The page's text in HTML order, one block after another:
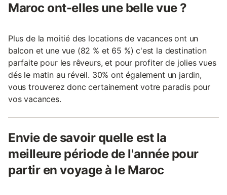
Maroc ont-elles une belle vue ?
Plus de la moitié des locations de vacances ont un
balcon et une vue (82 % et 65 %) c'est la destination
parfaite pour les rêveurs, et pour profiter de jolies vues
dés le matin au réveil. 30% ont également un jardin,
vous trouverez donc certainement votre paradis pour
vos vacances.
Envie de savoir quelle est la
meilleure période de l'année pour
partir en voyage à le Maroc